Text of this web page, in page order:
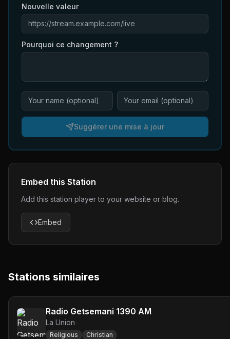
Nouvelle valeur
Pourquoi ce changement ?
Suggérer une mise à jour
Embed this Station
Add this station player to your website or blog.
Embed
Stations similaires
Radio Getsemani 1390 AM
La Union
Religious Christian